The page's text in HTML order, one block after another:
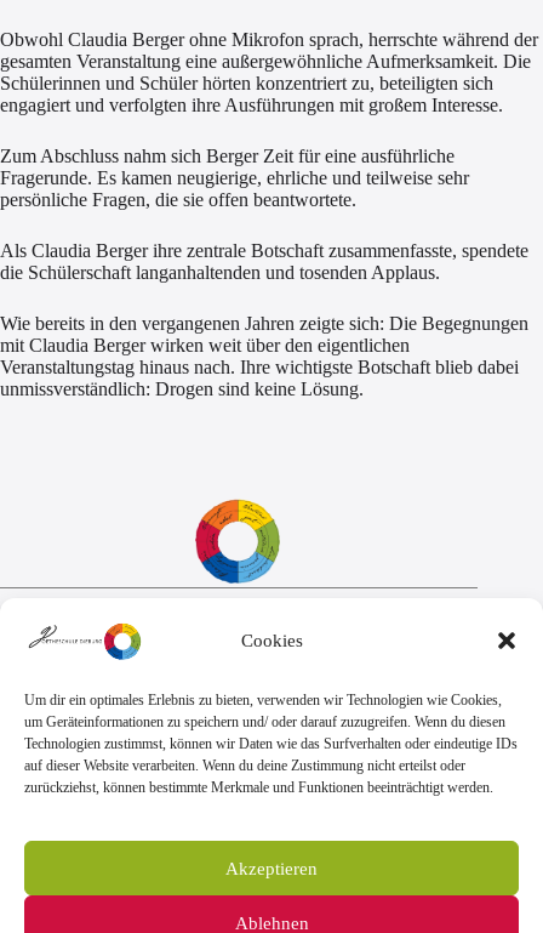
Cookies
Um dir ein optimales Erlebnis zu bieten, verwenden wir Technologien wie Cookies,
um Geräteinformationen zu speichern und/ oder darauf zuzugreifen. Wenn du diesen
Technologien zustimmst, können wir Daten wie das Surfverhalten oder eindeutige IDs
auf dieser Website verarbeiten. Wenn du deine Zustimmung nicht erteilst oder
zurückziehst, können bestimmte Merkmale und Funktionen beeinträchtigt werden.
Akzeptieren
Ablehnen
Obwohl Claudia Berger ohne Mikrofon sprach, herrschte während der
gesamten Veranstaltung eine außergewöhnliche Aufmerksamkeit. Die
Schülerinnen und Schüler hörten konzentriert zu, beteiligten sich
engagiert und verfolgten ihre Ausführungen mit großem Interesse.
Zum Abschluss nahm sich Berger Zeit für eine ausführliche
Fragerunde. Es kamen neugierige, ehrliche und teilweise sehr
persönliche Fragen, die sie offen beantwortete.
Als Claudia Berger ihre zentrale Botschaft zusammenfasste, spendete
die Schülerschaft langanhaltenden und tosenden Applaus.
Wie bereits in den vergangenen Jahren zeigte sich: Die Begegnungen
mit Claudia Berger wirken weit über den eigentlichen
Veranstaltungstag hinaus nach. Ihre wichtigste Botschaft blieb dabei
unmissverständlich: Drogen sind keine Lösung.
Sekretariat:
Montag - Donnerstag: 7.45 Uhr bis 14:30 Uhr
E-Mail:
sekretariat@goethe.schule
Telefon
+49 6071 9888 0
Fax
+49 6071 9888 50
Anschrift
Goetheschule Dieburg
Kooperative Gesamtschule des Landkreises
Goethestraße 10-14, 64807 Dieburg